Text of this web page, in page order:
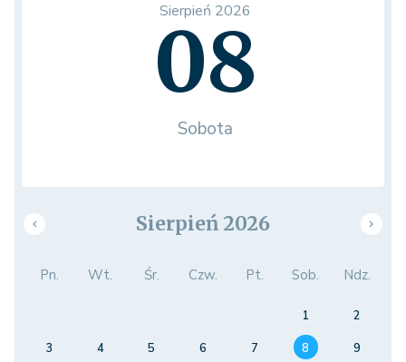
Sierpień 2026
08
Sobota
Sierpień 2026
Pn. Wt. Śr. Czw. Pt. Sob. Ndz.
1
2
3
4 5 6 7 8
9